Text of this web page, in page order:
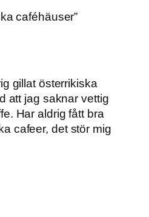
caféhäuser”
gillat österrikiska
att jag saknar vettig
Har aldrig fått bra
cafeer, det stör mig